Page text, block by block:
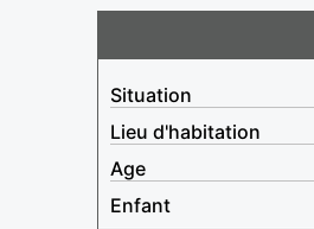
Situation
Lieu d'habitation
Age
Enfant